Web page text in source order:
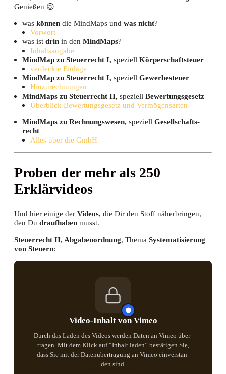
Genießen 😉
was kön­nen die Mind­Maps und was nicht?
Vor­wort
was ist drin in den Mind­Maps?
Inhalts­an­ga­be
Mind­Map zu Steu­er­recht I, spe­zi­ell Kör­per­schaft­steu­er
ver­deck­te Einlage
Mind­Map zu Steu­er­recht I, spe­zi­ell Gewer­be­steu­er
Hin­zu­rech­nun­gen
Mind­Maps zu Steu­er­recht II, spe­zi­ell Bewer­tungs­ge­setz
Über­blick Bewer­tungs­ge­setz und Vermögensarten
Mind­Maps zu Rech­nungs­we­sen, spe­zi­ell Gesell­schafts­
recht
Alles über die GmbH
Pro­ben der mehr als 250
Erklärvideos
Und hier eini­ge der Vide­os, die Dir den Stoff näher­brin­gen,
den Du drauf­ha­ben musst.
Steu­er­recht II, Abga­ben­ord­nung, The­ma Sys­te­ma­ti­sie­rung
von Steu­ern:
Video-Inhalt von Vimeo
Durch das Laden des Vide­os wer­den Daten an Vimeo über­
tra­gen. Mit dem Klick auf “Inhalt laden” bestä­ti­gen Sie,
dass Sie mit der Daten­über­tra­gung an Vimeo ein­ver­stan­
den sind.